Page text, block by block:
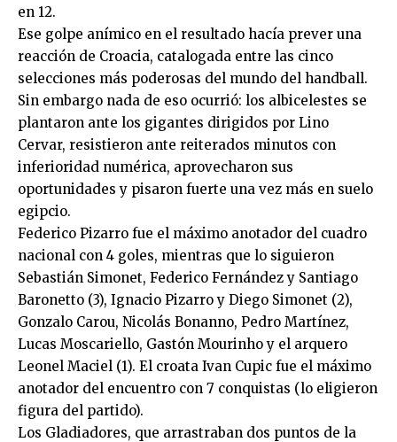
en 12.
Ese golpe anímico en el resultado hacía prever una
reacción de Croacia, catalogada entre las cinco
selecciones más poderosas del mundo del handball.
Sin embargo nada de eso ocurrió: los albicelestes se
plantaron ante los gigantes dirigidos por Lino
Cervar, resistieron ante reiterados minutos con
inferioridad numérica, aprovecharon sus
oportunidades y pisaron fuerte una vez más en suelo
egipcio.
Federico Pizarro fue el máximo anotador del cuadro
nacional con 4 goles, mientras que lo siguieron
Sebastián Simonet, Federico Fernández y Santiago
Baronetto (3), Ignacio Pizarro y Diego Simonet (2),
Gonzalo Carou, Nicolás Bonanno, Pedro Martínez,
Lucas Moscariello, Gastón Mourinho y el arquero
Leonel Maciel (1). El croata Ivan Cupic fue el máximo
anotador del encuentro con 7 conquistas (lo eligieron
figura del partido).
Los Gladiadores, que arrastraban dos puntos de la